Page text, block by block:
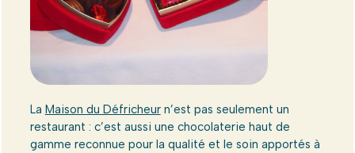
La Maison du Défricheurn’est pas seulement un
restaurant : c’est aussi une chocolaterie haut de
gamme reconnue pour la qualité et le soin apportés à